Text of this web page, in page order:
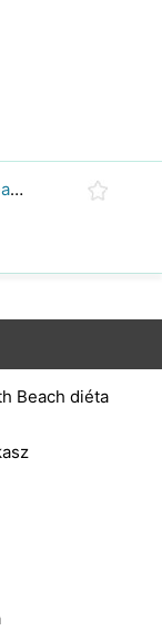
Hogyan Spot Side Effects A South Beach diéta
Beach diéta